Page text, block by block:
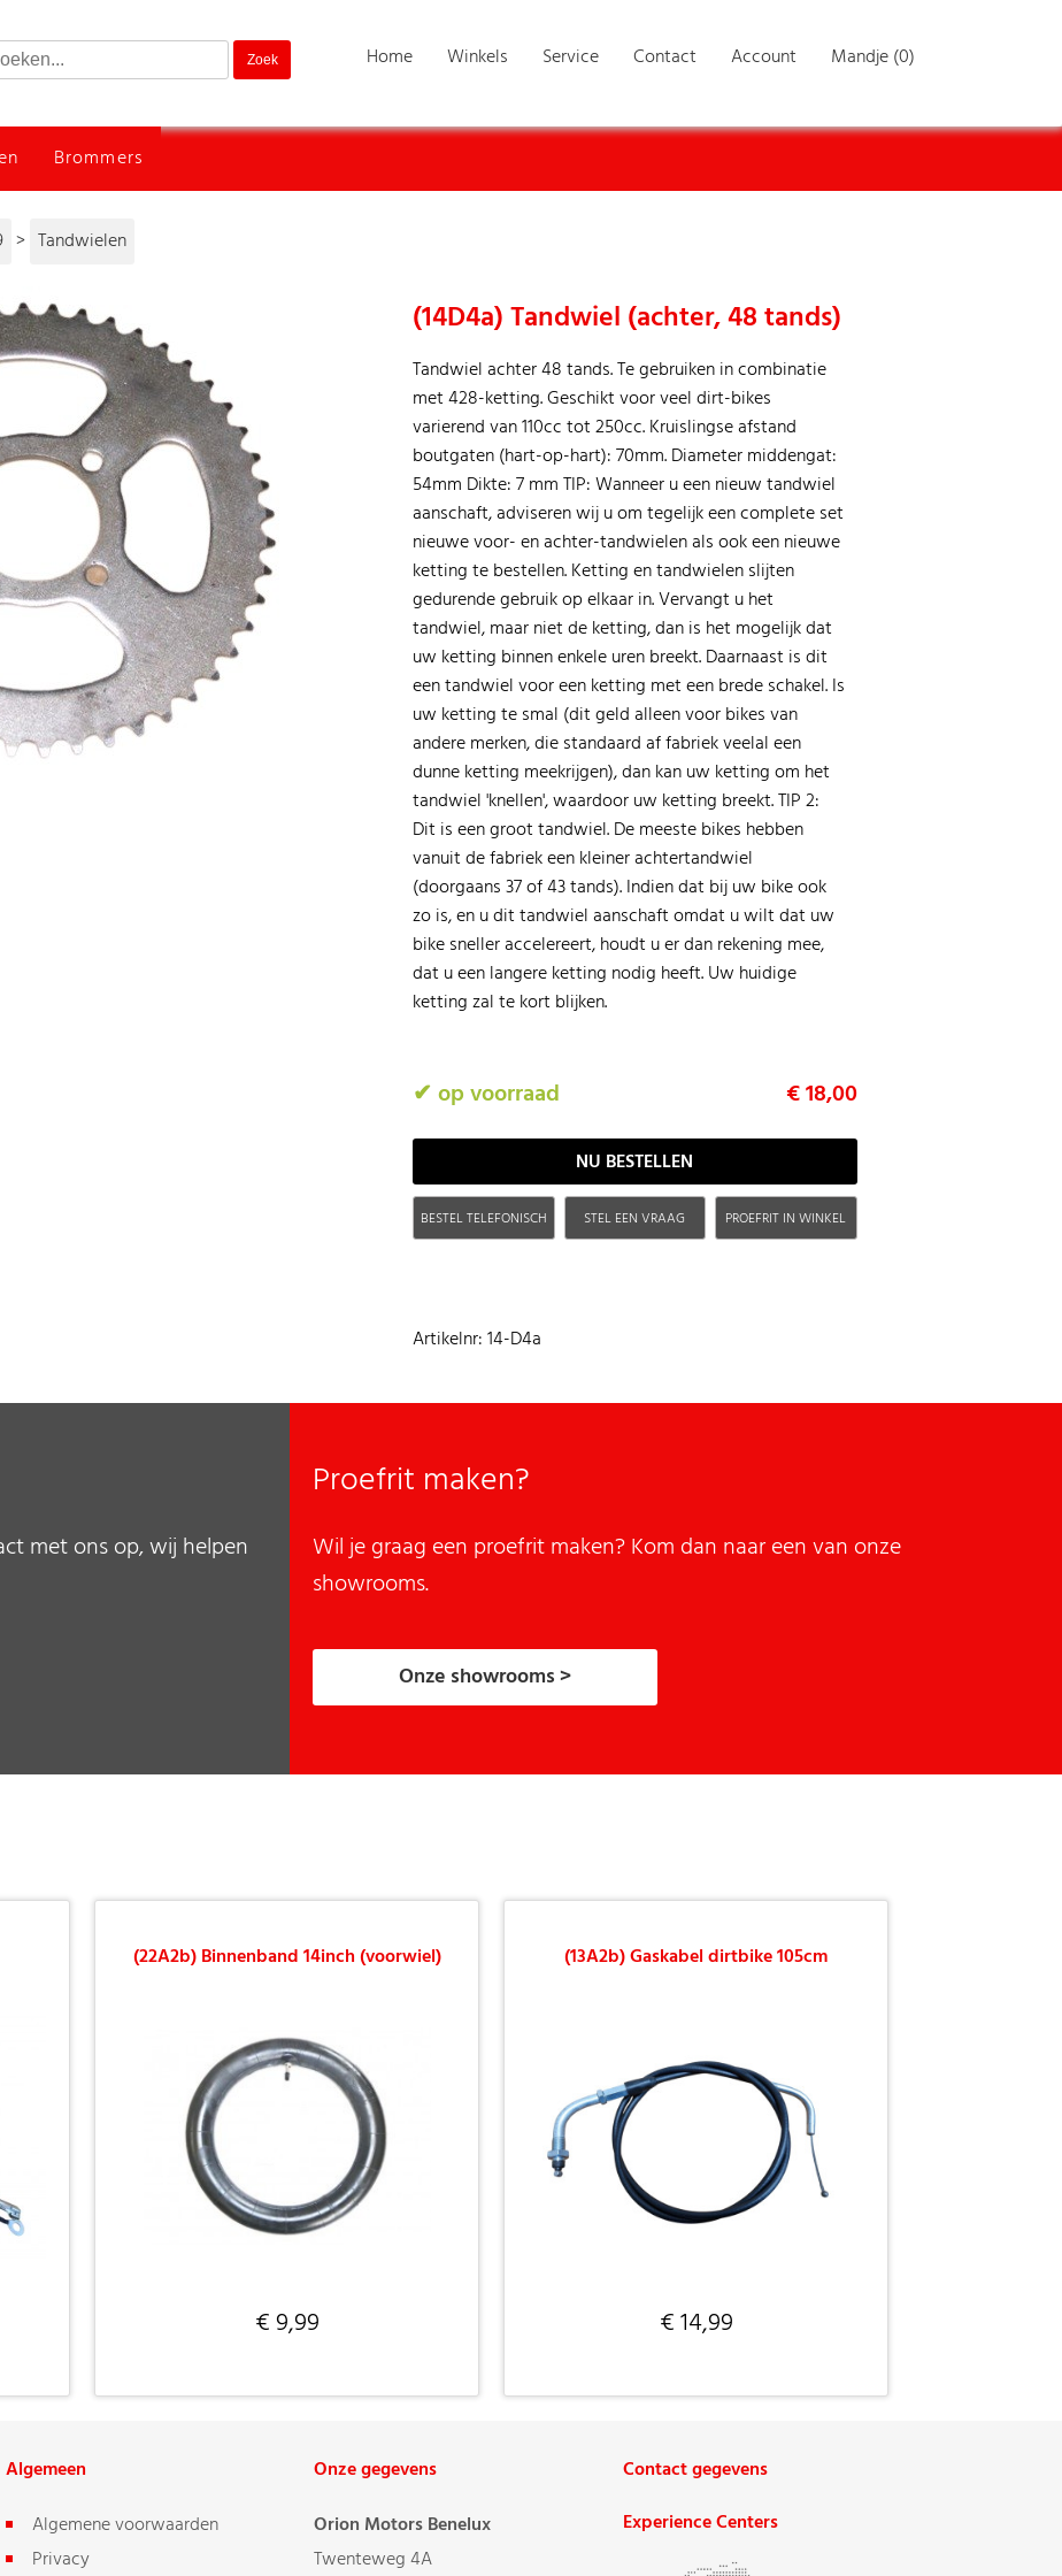
Home Winkels Service Contact Account Mandje (0)
Brommers
> Tandwielen
(14D4a) Tandwiel (achter, 48 tands)
Tandwiel achter 48 tands. Te gebruiken in combinatie
met 428-ketting. Geschikt voor veel dirt-bikes
varierend van 110cc tot 250cc. Kruislingse afstand
boutgaten (hart-op-hart): 70mm. Diameter middengat:
54mm Dikte: 7 mm TIP: Wanneer u een nieuw tandwiel
aanschaft, adviseren wij u om tegelijk een complete set
nieuwe voor- en achter-tandwielen als ook een nieuwe
ketting te bestellen. Ketting en tandwielen slijten
gedurende gebruik op elkaar in. Vervangt u het
tandwiel, maar niet de ketting, dan is het mogelijk dat
uw ketting binnen enkele uren breekt. Daarnaast is dit
een tandwiel voor een ketting met een brede schakel. Is
uw ketting te smal (dit geld alleen voor bikes van
andere merken, die standaard af fabriek veelal een
dunne ketting meekrijgen), dan kan uw ketting om het
tandwiel 'knellen', waardoor uw ketting breekt. TIP 2:
Dit is een groot tandwiel. De meeste bikes hebben
vanuit de fabriek een kleiner achtertandwiel
(doorgaans 37 of 43 tands). Indien dat bij uw bike ook
zo is, en u dit tandwiel aanschaft omdat u wilt dat uw
bike sneller accelereert, houdt u er dan rekening mee,
dat u een langere ketting nodig heeft. Uw huidige
ketting zal te kort blijken.
✔ op voorraad € 18,00
BESTEL TELEFONISCH STEL EEN VRAAG PROEFRIT IN WINKEL
Artikelnr: 14-D4a
met ons op, wij helpen
Proefrit maken?
Wil je graag een proefrit maken? Kom dan naar een van onze
showrooms.
Onze showrooms >
(22A2b) Binnenband 14inch (voorwiel)
€ 9,99
(13A2b) Gaskabel dirtbike 105cm
€ 14,99
Algemeen
Algemene voorwaarden
Privacy
Onze gegevens
Orion Motors Benelux
Twenteweg 4A
Contact gegevens
Experience Centers